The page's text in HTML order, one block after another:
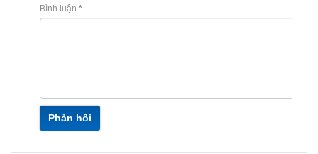
Bình luận *
Phản hồi